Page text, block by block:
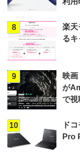
8
楽天
るキ
9
映
が
で視
10
ド
Pro